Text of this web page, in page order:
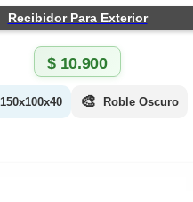
Recibidor Para Exterior
$10.900
150x100x40 🎨 Roble Oscuro